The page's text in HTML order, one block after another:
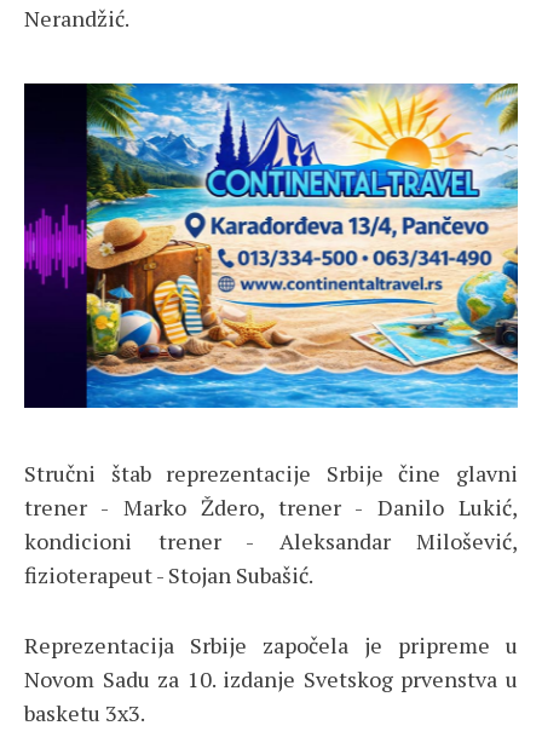
Nerandžić.
Stručni štab reprezentacije Srbije čine glavni
trener - Marko Ždero, trener - Danilo Lukić,
kondicioni trener - Aleksandar Milošević,
fizioterapeut - Stojan Subašić.
Reprezentacija Srbije započela je pripreme u
Novom Sadu za 10. izdanje Svetskog prvenstva u
basketu 3x3.